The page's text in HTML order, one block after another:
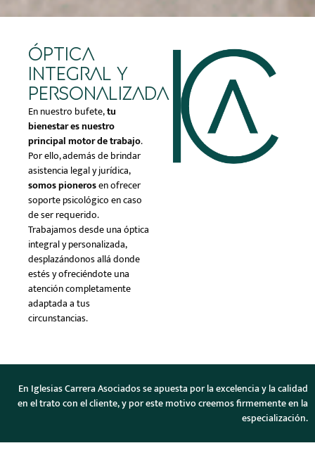
Óptica
integral y
personalizada
En nuestro bufete,tu
bienestar es nuestro
principal motor de trabajo.
Por ello, además de brindar
asistencia legal y jurídica,
somos pionerosen ofrecer
soporte psicológico en caso
de ser requerido.
Trabajamos desde una óptica
integral y personalizada,
desplazándonos allá donde
estés y ofreciéndote una
atención completamente
adaptada a tus
circunstancias.
En Iglesias Carrera Asociados se apuesta por la excelencia y la calidad
en el trato con el cliente, y por este motivo creemos firmemente en la
especialización.